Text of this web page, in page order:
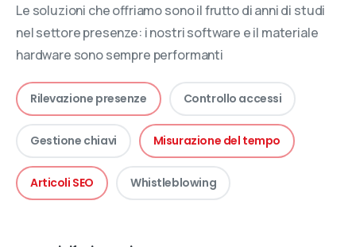
Le soluzioni che offriamo sono il frutto di anni di studi
nel settore presenze: i nostri software e il materiale
hardware sono sempre performanti
Rilevazione presenze Controllo accessi
Gestione chiavi Misurazione del tempo
Articoli SEO Whistleblowing